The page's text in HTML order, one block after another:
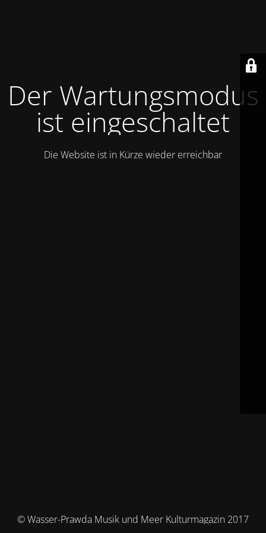
Der Wartungsmodus
ist eingeschaltet
Die Website ist in Kürze wieder erreichbar
© Wasser-Prawda Musik und Meer Kulturmagazin 2017